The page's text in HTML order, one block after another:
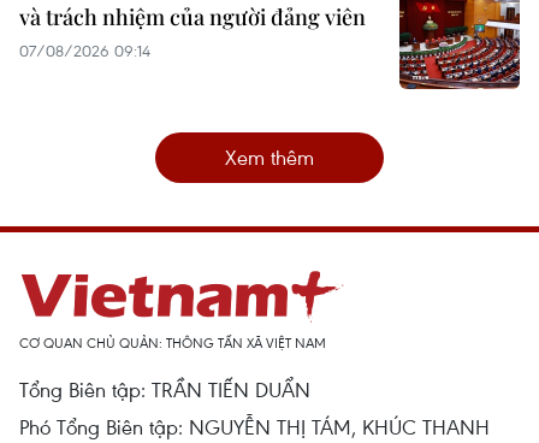
và trách nhiệm của người đảng viên
07/08/2026 09:14
Xem thêm
CƠ QUAN CHỦ QUẢN: THÔNG TẤN XÃ VIỆT NAM
Tổng Biên tập: TRẦN TIẾN DUẨN
Phó Tổng Biên tập: NGUYỄN THỊ TÁM, KHÚC THANH